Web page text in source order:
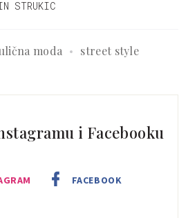
STRUKIC
moda street style
i Facebooku
FACEBOOK